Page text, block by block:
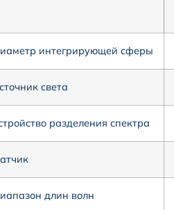
интегрирующей сферы
света
разделения спектра
длин волн